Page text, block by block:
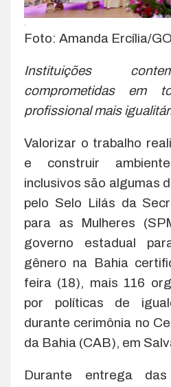
Foto: Amanda Ercília/
Instituições
comprometidas em
profissional mais
Valorizar o trabalho
e construir
inclusivos são algumas
pelo Selo Lilás da
para as Mulheres
governo estadual
gênero na Bahia
feira (18), mais 116
por políticas de
durante cerimônia no
da Bahia (CAB), em
Durante entrega